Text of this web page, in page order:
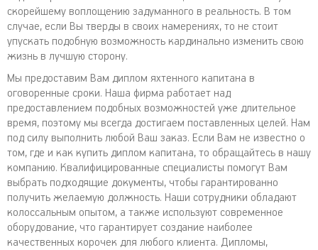
скорейшему воплощению задуманного в реальность. В том
случае, если Вы тверды в своих намерениях, то не стоит
упускать подобную возможность кардинально изменить свою
жизнь в лучшую сторону.
Мы предоставим Вам диплом яхтенного капитана в
оговоренные сроки. Наша фирма работает над
предоставлением подобных возможностей уже длительное
время, поэтому мы всегда достигаем поставленных целей. Нам
под силу выполнить любой Ваш заказ. Если Вам не известно о
том, где и как купить диплом капитана, то обращайтесь в нашу
компанию. Квалифицированные специалисты помогут Вам
выбрать подходящие документы, чтобы гарантированно
получить желаемую должность. Наши сотрудники обладают
колоссальным опытом, а также используют современное
оборудование, что гарантирует создание наиболее
качественных корочек для любого клиента. Дипломы,